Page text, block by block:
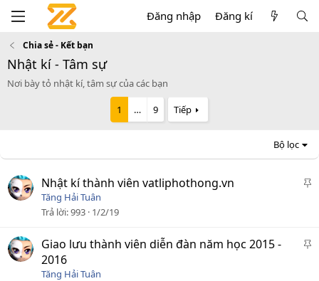
Đăng nhập Đăng kí
Chia sẻ - Kết bạn
Nhật kí - Tâm sự
Nơi bày tỏ nhật kí, tâm sự của các bạn
1 … 9 Tiếp
Bộ lọc
D
ê
Nhật kí thành viên vatliphothong.vn
Tăng Hải Tuân
Trả lời 993 1/2/19
D
Giao lưu thành viên diễn đàn năm học 2015 -
2016
Tăng Hải Tuân